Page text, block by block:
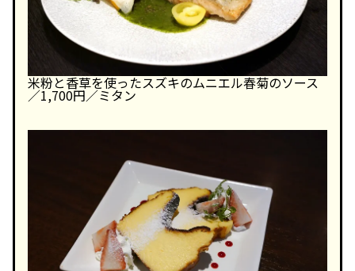
米粉と香草を使ったスズキのムニエル春菊のソース
／1,700円／ミタン